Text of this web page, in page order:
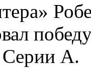
Серии А.